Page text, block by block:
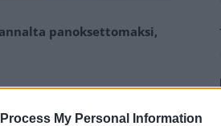
My Personal Information
panoksettomaksi,
ottelussaan
kun Itävalta